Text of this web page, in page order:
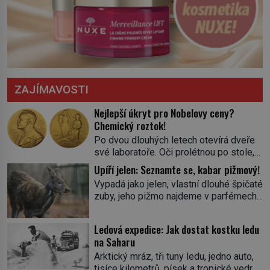
ZAJÍMAVOSTI
Nejlepší úkryt pro Nobelovy ceny?
Chemický roztok!
Po dvou dlouhých letech otevírá dveře
své laboratoře. Oči prolétnou po stole,
aby pak ulpěly na regálu, kde se nachází
všemožné látky. Hledá žluto-oranžovou
tekutinu, jakmile ji zahlédne, nesmírně
se mu uleví. Teď může svůj plán
skrývá směs s názvem lučavka
královská. Svůj přídomek nemá pro nic
za nic, […]
Upíří jelen: Seznamte se, kabar pižmový!
Vypadá jako jelen, vlastní dlouhé špičaté
zuby, jeho pižmo najdeme v parfémech
jediného zástupce zvířecí říše – kabara
pižmového. V Evropě ho jako první
popíše švédský botanik Carl Linné
Ledová expedice: Jak dostat kostku ledu
na Saharu
Arktický mráz, tři tuny ledu, jedno auto,